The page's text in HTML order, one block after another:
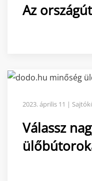
Az
2023. április 11 |
Válassz